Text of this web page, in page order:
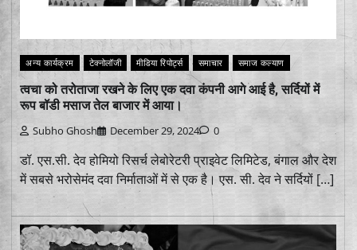
अन्य कार्यक्रम टेक्नोलॉजी मीडिया रिपोर्ट्स समाचार समाज कल्याण
त्वचा को तरोताजा रखने के लिए एक दवा कंपनी आगे आई है, सर्दियों में
रूप बॉडी मसाज तेल बाजार में आया।
Subho Ghosh December 29, 2024 0
डॉ. एस.सी. देव होमियो रिसर्च लेबोरेटरी प्राइवेट लिमिटेड, बंगाल और देश
में सबसे भरोसेमंद दवा निर्माताओं में से एक है। एस. सी. देव ने सर्दियों […]